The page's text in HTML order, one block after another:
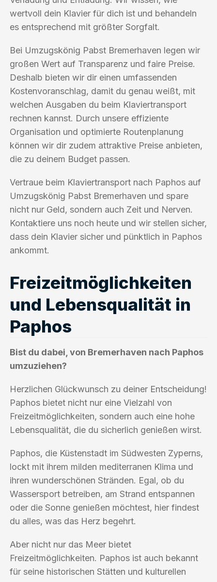
wertvoll dein Klavier für dich ist und behandeln
es entsprechend mit größter Sorgfalt.
Bei Umzugskönig Pabst Bremerhaven legen wir
großen Wert auf Transparenz und faire Preise.
Deshalb bieten wir dir einen umfassenden
Kostenvoranschlag, damit du genau weißt, mit
welchen Ausgaben du beim Klaviertransport
rechnen kannst. Durch unsere effiziente
Organisation und optimierte Routenplanung
können wir dir zudem attraktive Preise anbieten,
die zu deinem Budget passen.
Vertraue beim Klaviertransport nach Paphos auf
Umzugskönig Pabst Bremerhaven und spare
nicht nur Geld, sondern auch Zeit und Nerven.
Kontaktiere uns noch heute und wir stellen sicher,
dass dein Klavier sicher und pünktlich in Paphos
ankommt.
Freizeitmöglichkeiten
und Lebensqualität in
Paphos
Bist du dabei, von Bremerhaven nach Paphos
umzuziehen?
Herzlichen Glückwunsch zu deiner Entscheidung!
Paphos bietet nicht nur eine Vielzahl von
Freizeitmöglichkeiten, sondern auch eine hohe
Lebensqualität, die du sicherlich genießen wirst.
Paphos, die Küstenstadt im Südwesten Zyperns,
lockt mit ihrem milden mediterranen Klima und
ihren wunderschönen Stränden. Egal, ob du
Wassersport betreiben, am Strand entspannen
oder die Sonne genießen möchtest, hier findest
du alles, was das Herz begehrt.
Aber nicht nur das Meer bietet
Freizeitmöglichkeiten. Paphos ist auch bekannt
für seine historischen Stätten und kulturellen